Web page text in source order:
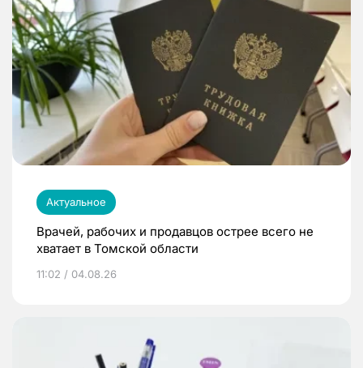
Актуальное
Врачей, рабочих и продавцов острее всего не
хватает в Томской области
11:02 / 04.08.26